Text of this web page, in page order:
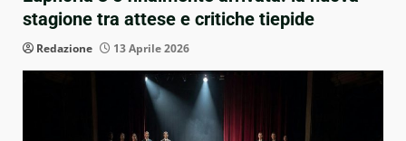
stagione tra attese e critiche tiepide
Redazione 13 Aprile 2026